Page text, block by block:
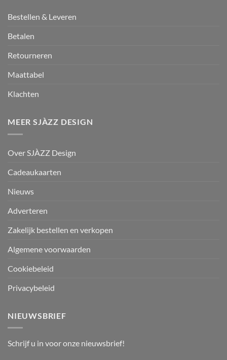
Bestellen & Leveren
Betalen
Retourneren
Maattabel
Klachten
MEER SJÀZZ DESIGN
Over SJÀZZ Design
Cadeaukaarten
Nieuws
Adverteren
Zakelijk bestellen en verkopen
Algemene voorwaarden
Cookiebeleid
Privacybeleid
NIEUWSBRIEF
Schrijf u in voor onze nieuwsbrief!